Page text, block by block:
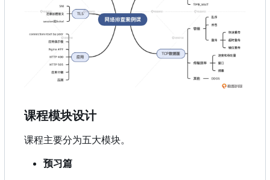
课程模块设计
课程主要分为五大模块。
预习篇